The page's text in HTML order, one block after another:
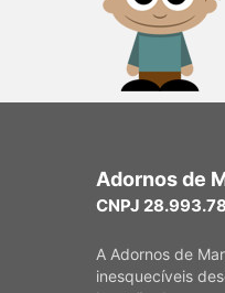
Adornos de
CNPJ
A Adornos de
inesquecíveis